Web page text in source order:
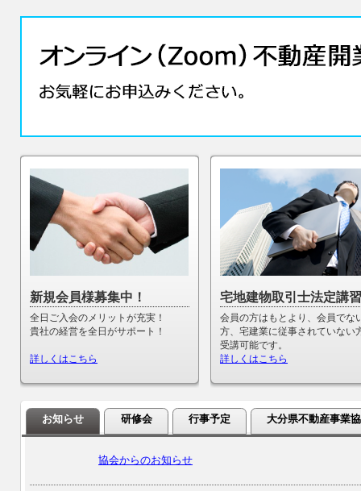
新規会員様募集中！
全日ご入会のメリットが充実！
貴社の経営を全日がサポート！
詳しくはこちら
宅地建物取引士法定講
会員の方はもとより、会員でな
方、宅建業に従事されていない
受講可能です。
詳しくはこちら
お知らせ 研修会 行事予定 大分県不動産事業
協会からのお知らせ